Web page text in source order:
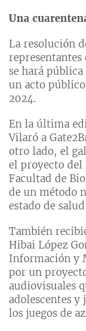
Una
La resolución
se hará
un acto
2024.
En la última
Vilaró a
otro lado, el
el proyecto
Facultad de
de un método
estado de
También
Hibai López
Información y
por un
audiovisuales
adolescentes y
los juegos de